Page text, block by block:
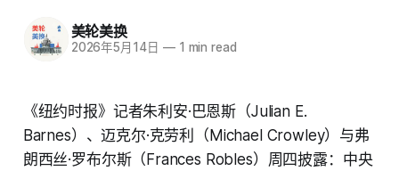
美轮美换
2026年5月14日 —1 min read
《纽约时报》记者朱利安·巴恩斯（Julian E.
Barnes）、迈克尔·克劳利（Michael Crowley）与弗
朗西丝·罗布尔斯（Frances Robles）周四披露：中央